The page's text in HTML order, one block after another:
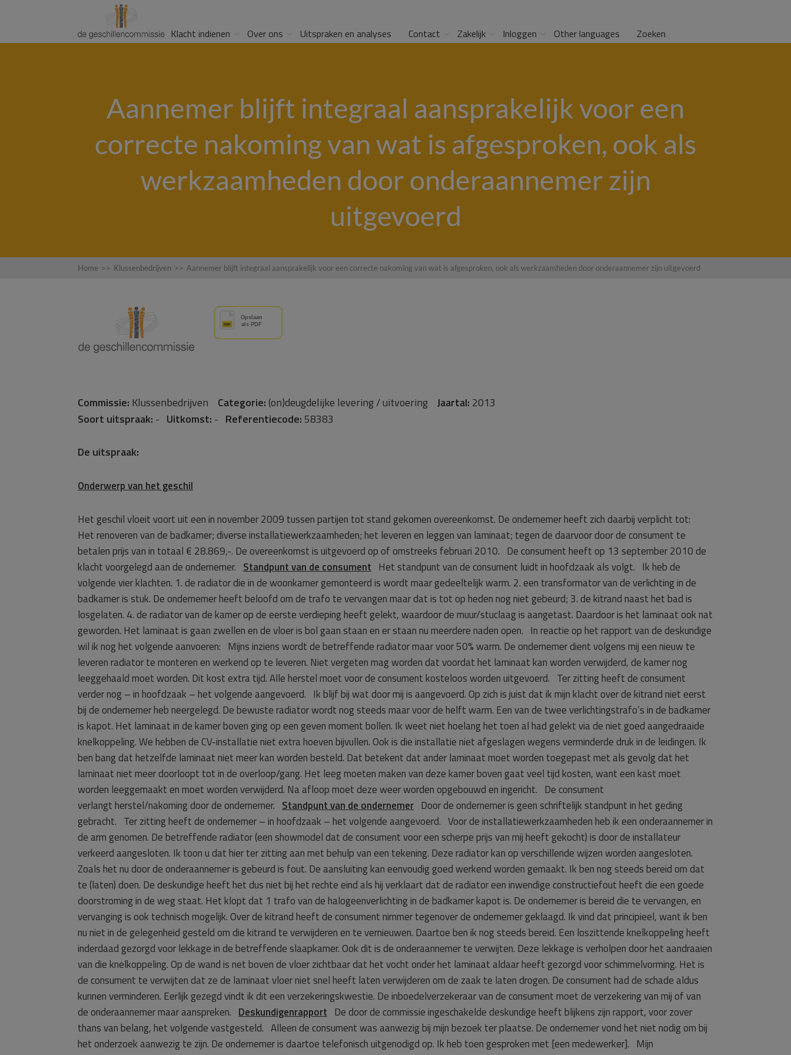
Klacht indienen Over ons Uitspraken en analyses Contact Zakelijk Inloggen Other languages Zoeken
Aannemer blijft integraal aansprakelijk voor een
correcte nakoming van wat is afgesproken, ook als
werkzaamheden door onderaannemer zijn
uitgevoerd
Home >> Klussenbedrijven >> Aannemer blijft integraal aansprakelijk voor een correcte nakoming van wat is afgesproken, ook als werkzaamheden door onderaannemer zijn uitgevoerd
Commissie: Klussenbedrijven Categorie:(on)deugdelijke levering / uitvoering Jaartal: 2013
Soort uitspraak: - Uitkomst: - Referentiecode: 58383
De uitspraak:
Onderwerp van het geschil
Het geschil vloeit voort uit een in november 2009 tussen partijen tot stand gekomen overeenkomst. De ondernemer heeft zich daarbij verplicht tot:
Het renoveren van de badkamer; diverse installatiewerkzaamheden; het leveren en leggen van laminaat; tegen de daarvoor door de consument te
betalen prijs van in totaal € 28.869,-. De overeenkomst is uitgevoerd op of omstreeks februari 2010. De consument heeft op 13 september 2010 de
klacht voorgelegd aan de ondernemer. Standpunt van de consument Het standpunt van de consument luidt in hoofdzaak als volgt. Ik heb de
volgende vier klachten. 1. de radiator die in de woonkamer gemonteerd is wordt maar gedeeltelijk warm. 2. een transformator van de verlichting in de
badkamer is stuk. De ondernemer heeft beloofd om de trafo te vervangen maar dat is tot op heden nog niet gebeurd; 3. de kitrand naast het bad is
losgelaten. 4. de radiator van de kamer op de eerste verdieping heeft gelekt, waardoor de muur/stuclaag is aangetast. Daardoor is het laminaat ook nat
geworden. Het laminaat is gaan zwellen en de vloer is bol gaan staan en er staan nu meerdere naden open. In reactie op het rapport van de deskundige
wil ik nog het volgende aanvoeren: Mijns inziens wordt de betreffende radiator maar voor 50% warm. De ondernemer dient volgens mij een nieuw te
leveren radiator te monteren en werkend op te leveren. Niet vergeten mag worden dat voordat het laminaat kan worden verwijderd, de kamer nog
leeggehaald moet worden. Dit kost extra tijd. Alle herstel moet voor de consument kosteloos worden uitgevoerd. Ter zitting heeft de consument
verder nog – in hoofdzaak – het volgende aangevoerd. Ik blijf bij wat door mij is aangevoerd. Op zich is juist dat ik mijn klacht over de kitrand niet eerst
bij de ondernemer heb neergelegd. De bewuste radiator wordt nog steeds maar voor de helft warm. Een van de twee verlichtingstrafo’s in de badkamer
is kapot. Het laminaat in de kamer boven ging op een geven moment bollen. Ik weet niet hoelang het toen al had gelekt via de niet goed aangedraaide
knelkoppeling. We hebben de CV-installatie niet extra hoeven bijvullen. Ook is die installatie niet afgeslagen wegens verminderde druk in de leidingen. Ik
ben bang dat hetzelfde laminaat niet meer kan worden besteld. Dat betekent dat ander laminaat moet worden toegepast met als gevolg dat het
laminaat niet meer doorloopt tot in de overloop/gang. Het leeg moeten maken van deze kamer boven gaat veel tijd kosten, want een kast moet
worden leeggemaakt en moet worden verwijderd. Na afloop moet deze weer worden opgebouwd en ingericht. De consument
verlangt herstel/nakoming door de ondernemer. Standpunt van de ondernemer Door de ondernemer is geen schriftelijk standpunt in het geding
gebracht. Ter zitting heeft de ondernemer – in hoofdzaak – het volgende aangevoerd. Voor de installatiewerkzaamheden heb ik een onderaannemer in
de arm genomen. De betreffende radiator (een showmodel dat de consument voor een scherpe prijs van mij heeft gekocht) is door de installateur
verkeerd aangesloten. Ik toon u dat hier ter zitting aan met behulp van een tekening. Deze radiator kan op verschillende wijzen worden aangesloten.
Zoals het nu door de onderaannemer is gebeurd is fout. De aansluiting kan eenvoudig goed werkend worden gemaakt. Ik ben nog steeds bereid om dat
te (laten) doen. De deskundige heeft het dus niet bij het rechte eind als hij verklaart dat de radiator een inwendige constructiefout heeft die een goede
doorstroming in de weg staat. Het klopt dat 1 trafo van de halogeenverlichting in de badkamer kapot is. De ondernemer is bereid die te vervangen, en
vervanging is ook technisch mogelijk. Over de kitrand heeft de consument nimmer tegenover de ondernemer geklaagd. Ik vind dat principieel, want ik ben
nu niet in de gelegenheid gesteld om die kitrand te verwijderen en te vernieuwen. Daartoe ben ik nog steeds bereid. Een loszittende knelkoppeling heeft
inderdaad gezorgd voor lekkage in de betreffende slaapkamer. Ook dit is de onderaannemer te verwijten. Deze lekkage is verholpen door het aandraaien
van die knelkoppeling. Op de wand is net boven de vloer zichtbaar dat het vocht onder het laminaat aldaar heeft gezorgd voor schimmelvorming. Het is
de consument te verwijten dat ze de laminaat vloer niet snel heeft laten verwijderen om de zaak te laten drogen. De consument had de schade aldus
kunnen verminderen. Eerlijk gezegd vindt ik dit een verzekeringskwestie. De inboedelverzekeraar van de consument moet de verzekering van mij of van
de onderaannemer maar aanspreken. Deskundigenrapport De door de commissie ingeschakelde deskundige heeft blijkens zijn rapport, voor zover
thans van belang, het volgende vastgesteld. Alleen de consument was aanwezig bij mijn bezoek ter plaatse. De ondernemer vond het niet nodig om bij
het onderzoek aanwezig te zijn. De ondernemer is daartoe telefonisch uitgenodigd op. Ik heb toen gesproken met [een medewerker]. Mijn